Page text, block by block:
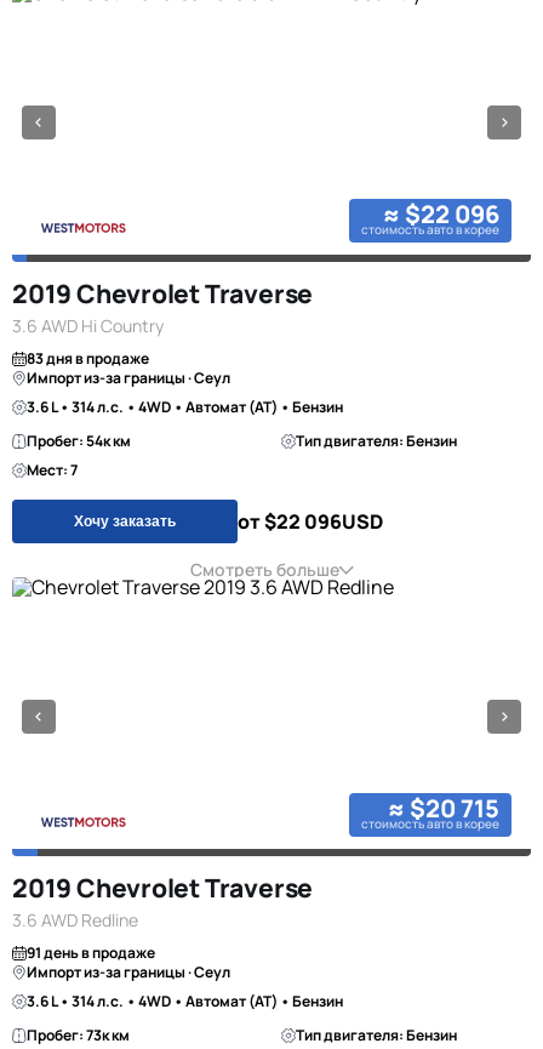
≈ $22 096
стоимость авто в корее
2019 Chevrolet Traverse
3.6 AWD Hi Country
83 дня в продаже
Импорт из-за границы · Сеул
3.6 L • 314 л.с. • 4WD • Автомат (AT) • Бензин
Пробег: 54к км
Тип двигателя: Бензин
Мест: 7
Хочу заказать от $22 096USD
Смотреть больше
≈ $20 715
стоимость авто в корее
2019 Chevrolet Traverse
3.6 AWD Redline
91 день в продаже
Импорт из-за границы · Сеул
3.6 L • 314 л.с. • 4WD • Автомат (AT) • Бензин
Пробег: 73к км
Тип двигателя: Бензин